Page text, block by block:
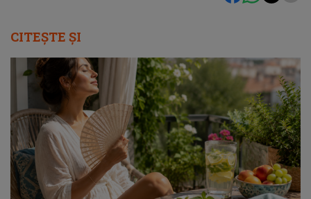
CITEȘTE ȘI